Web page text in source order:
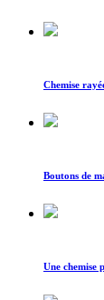
Chemise
Boutons de
Une chemise